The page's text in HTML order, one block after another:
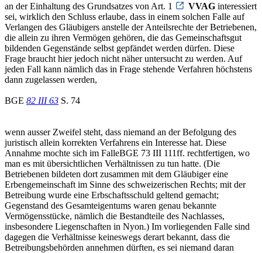
an der Einhaltung des Grundsatzes von Art. 1
VVAG interessiert
sei, wirklich den Schluss erlaube, dass in einem solchen Falle auf
Verlangen des Gläubigers anstelle der Anteilsrechte der Betriebenen,
die allein zu ihren Vermögen gehören, die das Gemeinschaftsgut
bildenden Gegenstände selbst gepfändet werden dürfen. Diese
Frage braucht hier jedoch nicht näher untersucht zu werden. Auf
jeden Fall kann nämlich das in Frage stehende Verfahren höchstens
dann zugelassen werden,
BGE 82 III 63 S. 74
wenn ausser Zweifel steht, dass niemand an der Befolgung des
juristisch allein korrekten Verfahrens ein Interesse hat. Diese
Annahme mochte sich im FalleBGE 73 III 111ff. rechtfertigen, wo
man es mit übersichtlichen Verhältnissen zu tun hatte. (Die
Betriebenen bildeten dort zusammen mit dem Gläubiger eine
Erbengemeinschaft im Sinne des schweizerischen Rechts; mit der
Betreibung wurde eine Erbschaftsschuld geltend gemacht;
Gegenstand des Gesamteigentums waren genau bekannte
Vermögensstücke, nämlich die Bestandteile des Nachlasses,
insbesondere Liegenschaften in Nyon.) Im vorliegenden Falle sind
dagegen die Verhältnisse keineswegs derart bekannt, dass die
Betreibungsbehörden annehmen dürften, es sei niemand daran